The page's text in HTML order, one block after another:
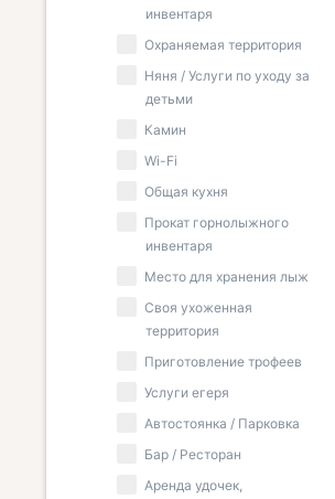
инвентаря
Охраняемая территория
Няня / Услуги по уходу за
детьми
Камин
Wi-Fi
Общая кухня
Прокат горнолыжного
инвентаря
Место для хранения лыж
Своя ухоженная
территория
Приготовление трофеев
Услуги егеря
Автостоянка / Парковка
Бар / Ресторан
Аренда удочек,